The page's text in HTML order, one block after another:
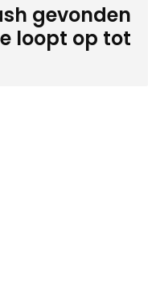
gevonden
loopt op tot